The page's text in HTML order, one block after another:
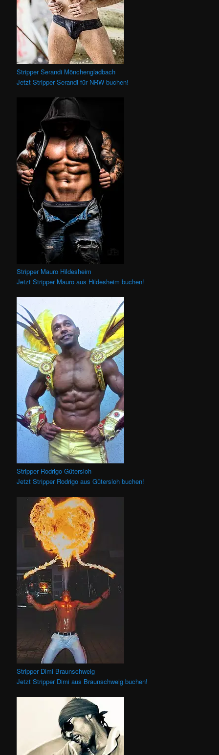
Stripper Serandi Mönchengladbach
Jetzt Stripper Serandi für NRW buchen!
Stripper Mauro Hildesheim
Jetzt Stripper Mauro aus Hildesheim buchen!
Stripper Rodrigo Gütersloh
Jetzt Stripper Rodrigo aus Gütersloh buchen!
Stripper Dimi Braunschweig
Jetzt Stripper Dimi aus Braunschweig buchen!